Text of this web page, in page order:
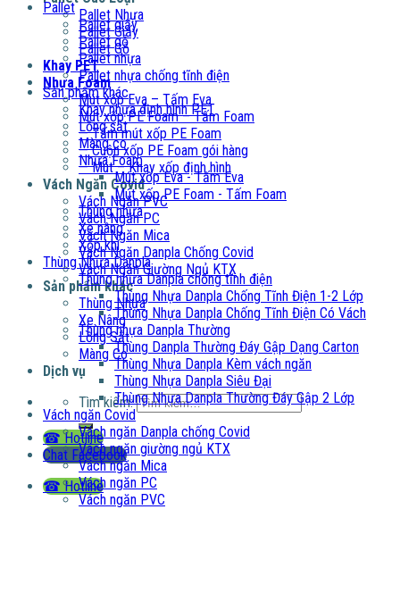
Pallet Nhựa
Pallet Giấy
Pallet Gỗ
Khay PET
Nhựa Foam
Mút xốp Eva – Tấm Eva
Mút xốp PE Foam – Tấm Foam
— Tấm mút xốp PE Foam
— Cuộn xốp PE Foam gói hàng
— Mút – Khay xốp định hình
Vách Ngăn Covid
Vách Ngăn PVC
Vách Ngăn PC
Vách Ngăn Mica
Vách Ngăn Danpla Chống Covid
Vách Ngăn Giường Ngủ KTX
Sản phẩm khác
Thùng Nhựa
Xe Nâng
Lồng Sắt
Màng Co
Dịch vụ
Tìm kiếm:
☎ Hotline
Chat Facebook
☎ Hotline
Pallet
Pallet giấy
Pallet gỗ
Pallet nhựa
Pallet nhựa chống tĩnh điện
Sản phẩm khác
Khay nhựa định hình PET
Lồng sắt
Màng co
Nhựa Foam
Mút xốp Eva - Tấm Eva
Mút xốp PE Foam - Tấm Foam
Thùng nhựa
Xe nâng
Xốp khí
Thùng Nhựa Danpla
Thùng nhựa Danpla chống tĩnh điện
Thùng Nhựa Danpla Chống Tĩnh Điện 1-2 Lớp
Thùng Nhựa Danpla Chống Tĩnh Điện Có Vách
Thùng nhựa Danpla Thường
Thùng Danpla Thường Đáy Gập Dạng Carton
Thùng Nhựa Danpla Kèm vách ngăn
Thùng Nhựa Danpla Siêu Đại
Thùng Nhựa Danpla Thường Đáy Gập 2 Lớp
Vách ngăn Covid
Vách ngăn Danpla chống Covid
Vách ngăn giường ngủ KTX
Vách ngăn Mica
Vách ngăn PC
Vách ngăn PVC